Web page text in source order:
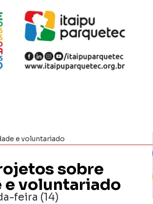
e voluntariado
sobre
voluntariado
feira (14)